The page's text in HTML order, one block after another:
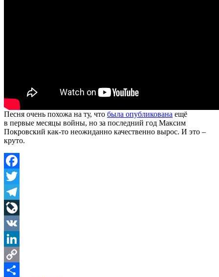
Песня очень похожа на ту, что была опубликована ещё
в первые месяцы войны, но за последний год Максим
Покровский как-то неожиданно качественно вырос. И это –
круто.
Facebook
Twitter
Telegram
LiveJournal
VK
LinkedIn
Copy